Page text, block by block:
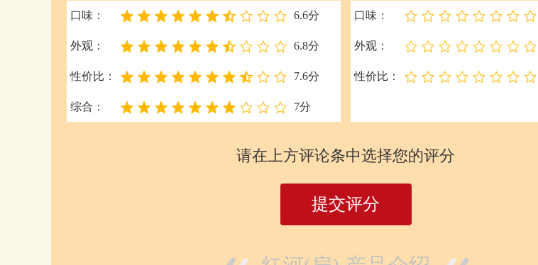
口味： 6.6分
外观： 6.8分
性价比： 7.6分
综合： 7分
口味：
外观：
性价比：
请在上方评论条中选择您的评分
提交评分